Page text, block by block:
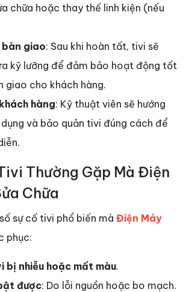
chữa hoặc thay thế linh kiện (nếu
giao: Sau khi hoàn tất, tivi sẽ
kỹ lưỡng để đảm bảo hoạt động tốt
giao cho khách hàng.
hàng: Kỹ thuật viên sẽ hướng
và bảo quản tivi đúng cách để
Thường Gặp Mà Điện
Chữa
sự cố tivi phổ biến mà Điện Máy
phục:
bị nhiễu hoặc mất màu.
được: Do lỗi nguồn hoặc bo mạch.